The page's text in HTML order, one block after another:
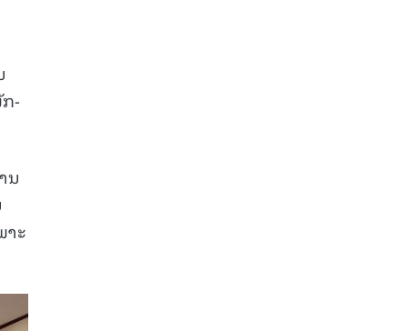
-
ນ
າະ